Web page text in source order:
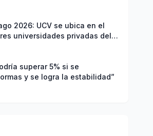
escolar 2026
2026: UCV se ubica en el
universidades privadas del
superar 5% si se
y se logra la estabilidad”